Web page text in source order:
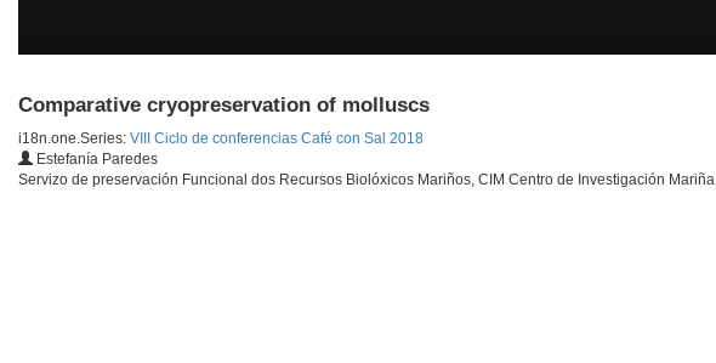
Comparative cryopreservation of molluscs
i18n.one.Series: VIII Ciclo de conferencias Café con Sal 2018
Estefanía Paredes
Servizo de preservación Funcional dos Recursos Biolóxicos Mariños, CIM Centro de Investigación Mariña